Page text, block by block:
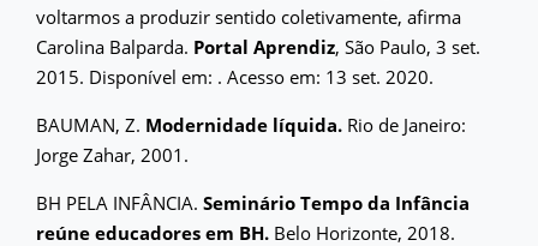
voltarmos a produzir sentido coletivamente, afirma
Carolina Balparda. Portal Aprendiz, São Paulo, 3 set.
2015. Disponível em: . Acesso em: 13 set. 2020.
BAUMAN, Z. Modernidade líquida. Rio de Janeiro:
Jorge Zahar, 2001.
BH PELA INFÂNCIA. Seminário Tempo da Infância
reúne educadores em BH. Belo Horizonte, 2018.